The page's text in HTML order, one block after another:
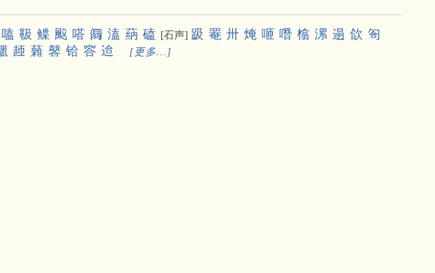
嗑 靸 鲽 䬃 嗒 阘 溘 蒳 磕 [石声] 趿 罨 卅 㷈 咂 噆 㯓 漯 遢 欱 匌
䞙 䕹 䶀 铪 䆟 䢔 [更多…]